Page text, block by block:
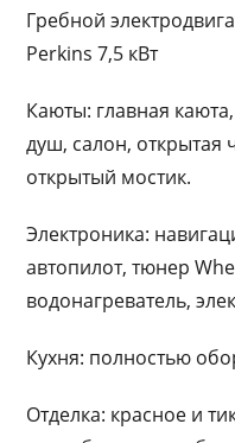
Гребной
Perkins 7,5 кВт
Каюты: главная
душ, салон, открытая
открытый мостик.
Электроника:
автопилот, тюнер
водонагреватель,
Кухня: полностью
Отделка: красное и